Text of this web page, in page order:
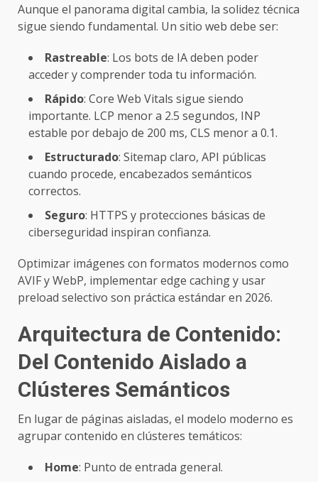
Aunque el panorama digital cambia, la solidez técnica
sigue siendo fundamental. Un sitio web debe ser:
Rastreable: Los bots de IA deben poder
acceder y comprender toda tu información.
Rápido: Core Web Vitals sigue siendo
importante. LCP menor a 2.5 segundos, INP
estable por debajo de 200 ms, CLS menor a 0.1.
Estructurado: Sitemap claro, API públicas
cuando procede, encabezados semánticos
correctos.
Seguro: HTTPS y protecciones básicas de
ciberseguridad inspiran confianza.
Optimizar imágenes con formatos modernos como
AVIF y WebP, implementar edge caching y usar
preload selectivo son práctica estándar en 2026.
Arquitectura de Contenido:
Del Contenido Aislado a
Clústeres Semánticos
En lugar de páginas aisladas, el modelo moderno es
agrupar contenido en clústeres temáticos:
Home: Punto de entrada general.